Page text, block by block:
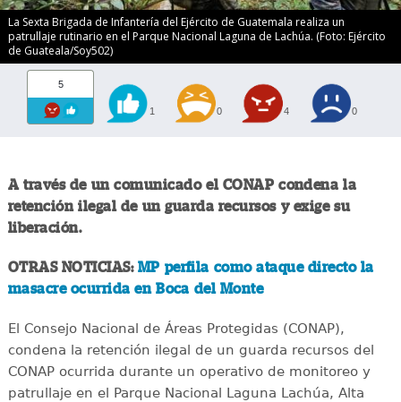
La Sexta Brigada de Infantería del Ejército de Guatemala realiza un
patrullaje rutinario en el Parque Nacional Laguna de Lachúa. (Foto: Ejército
de Guateala/Soy502)
5
1 0 4 0
A través de un comunicado el CONAP condena la
retención ilegal de un guarda recursos y exige su
liberación.
OTRAS NOTICIAS: MP perfila como ataque directo la
masacre ocurrida en Boca del Monte
El Consejo Nacional de Áreas Protegidas (CONAP),
condena la retención ilegal de un guarda recursos del
CONAP ocurrida durante un operativo de monitoreo y
patrullaje en el Parque Nacional Laguna Lachúa, Alta